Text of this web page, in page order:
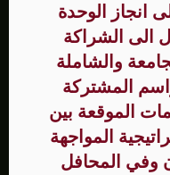
انجاز الوحدة
الى الشراكة
والشاملة
المشتركة
الموقعة بين
المواجهة
وفي المحافل